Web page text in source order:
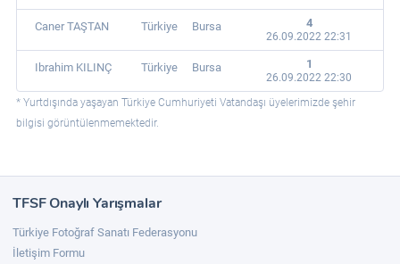
Caner TAŞTAN Türkiye Bursa 4
26.09.2022 22:31
Ibrahim KILINÇ Türkiye Bursa 1
26.09.2022 22:30
* Yurtdışında yaşayan Türkiye Cumhuriyeti Vatandaşı üyelerimizde şehir
bilgisi görüntülenmemektedir.
TFSF Onaylı Yarışmalar
Türkiye Fotoğraf Sanatı Federasyonu
İletişim Formu